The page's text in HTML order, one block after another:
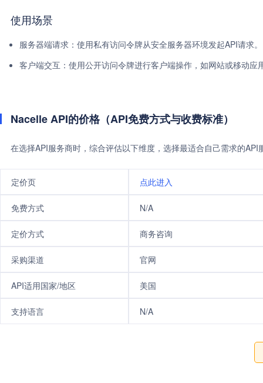
使用场景
服务器端请求：使用私有访问令牌从安全服务器环境发起API请求。
客户端交互：使用公开访问令牌进行客户端操作，如网站或移动应
Nacelle API的价格（API免费方式与收费标准）
在选择API服务商时，综合评估以下维度，选择最适合自己需求的
定价页 点此进入
免费方式 N/A
定价方式 商务咨询
采购渠道 官网
API适用国家/地区 美国
支持语言 N/A